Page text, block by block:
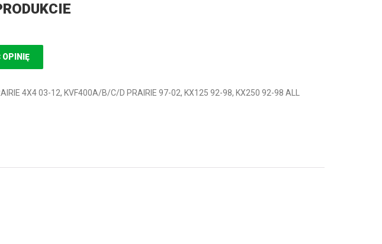
OPINIĘ
4X4 03-12, KVF400A/B/C/D PRAIRIE 97-02, KX125 92-98, KX250 92-98 ALL